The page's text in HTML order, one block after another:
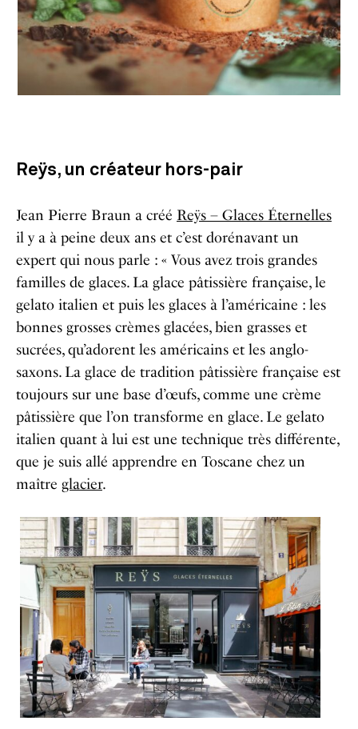
Reÿs, un créateur hors-pair
Jean Pierre Braun a créé Reÿs – Glaces Éternelles
il y a à peine deux ans et c’est dorénavant un
expert qui nous parle : « Vous avez trois grandes
familles de glaces. La glace pâtissière française, le
gelato italien et puis les glaces à l’américaine : les
bonnes grosses crèmes glacées, bien grasses et
sucrées, qu’adorent les américains et les anglo-
saxons. La glace de tradition pâtissière française est
toujours sur une base d’œufs, comme une crème
pâtissière que l’on transforme en glace. Le gelato
italien quant à lui est une technique très différente,
que je suis allé apprendre en Toscane chez un
maître glacier.